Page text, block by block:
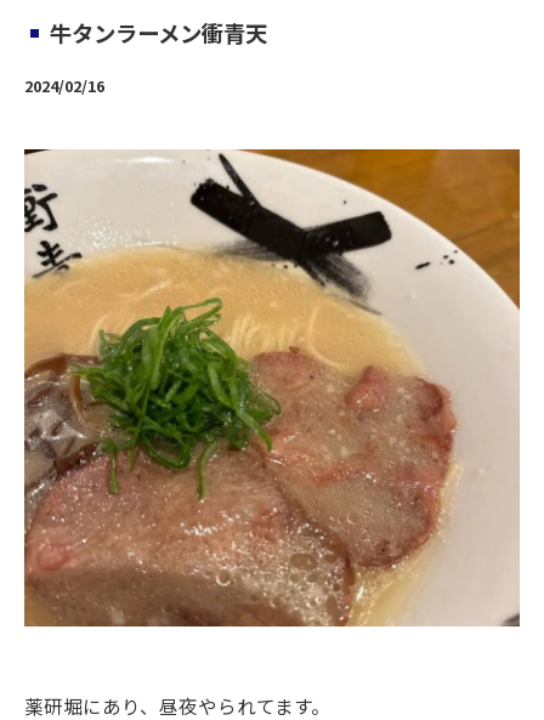
牛タンラーメン衝青天
2024/02/16
薬研堀にあり、昼夜やられてます。